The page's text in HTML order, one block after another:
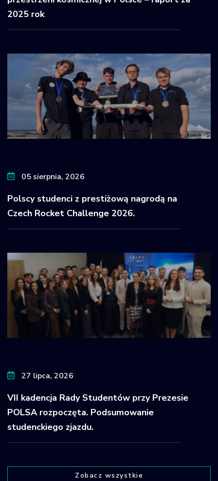
2025 rok
05 sierpnia, 2026
Polscy studenci z prestiżową nagrodą na
Czech Rocket Challenge 2026.
27 lipca, 2026
VII kadencja Rady Studentów przy Prezesie
POLSA rozpoczęta. Podsumowanie
studenckiego zjazdu.
Zobacz wszystkie